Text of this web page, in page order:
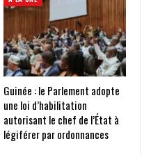
Guinée : le Parlement adopte
une loi d’habilitation
autorisant le chef de l’État à
légiférer par ordonnances